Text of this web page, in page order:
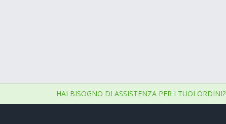
HAI BISOGNO DI ASSISTENZA PER I TUOI ORDINI?